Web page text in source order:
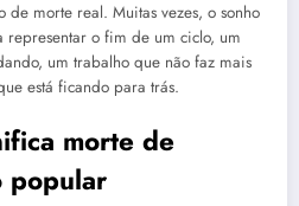
de morte real. Muitas vezes, o sonho
o fim de um ciclo, um
um trabalho que não faz mais
está ficando para trás.
morte de
popular